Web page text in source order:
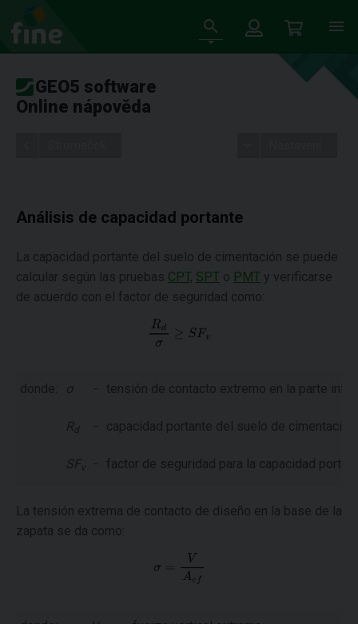
GEO5 software
Online nápověda
Análisis de capacidad portante
La capacidad portante del suelo de cimentación se puede
calcular según las pruebas CPT, SPT o PMT y verificarse
de acuerdo con el factor de seguridad como:
donde: σ - tensión de contacto extremo en la parte
R d - capacidad portante del suelo de cimentación
SF v - factor de seguridad para la capacidad
La tensión extrema de contacto de diseño en la base de la
zapata se da como: